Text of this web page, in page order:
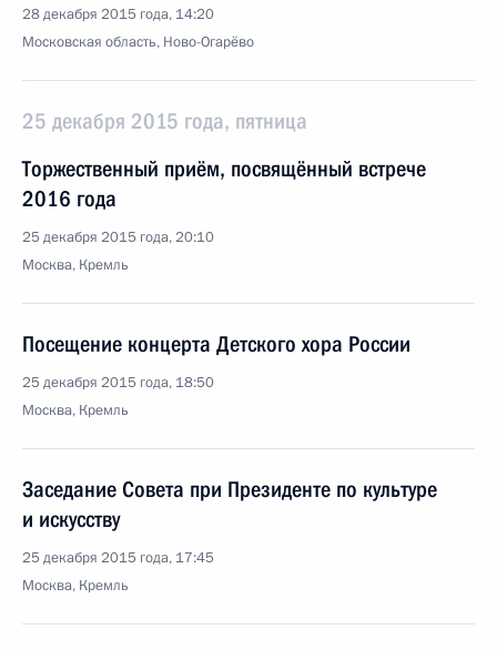
28 декабря 2015 года, 14:20
Московская область, Ново-Огарёво
25 декабря 2015 года, пятница
Торжественный приём, посвящённый встрече
2016 года
25 декабря 2015 года, 20:10
Москва, Кремль
Посещение концерта Детского хора России
25 декабря 2015 года, 18:50
Москва, Кремль
Заседание Совета при Президенте по культуре
и искусству
25 декабря 2015 года, 17:45
Москва, Кремль